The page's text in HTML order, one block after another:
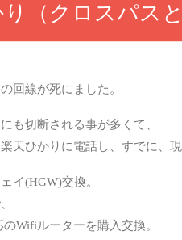
（クロスパスと
回線が死にました。
も切断される事が多くて、
天ひかりに電話し、すでに、現
イ(HGW)交換。
Wifiルーターを購入交換。